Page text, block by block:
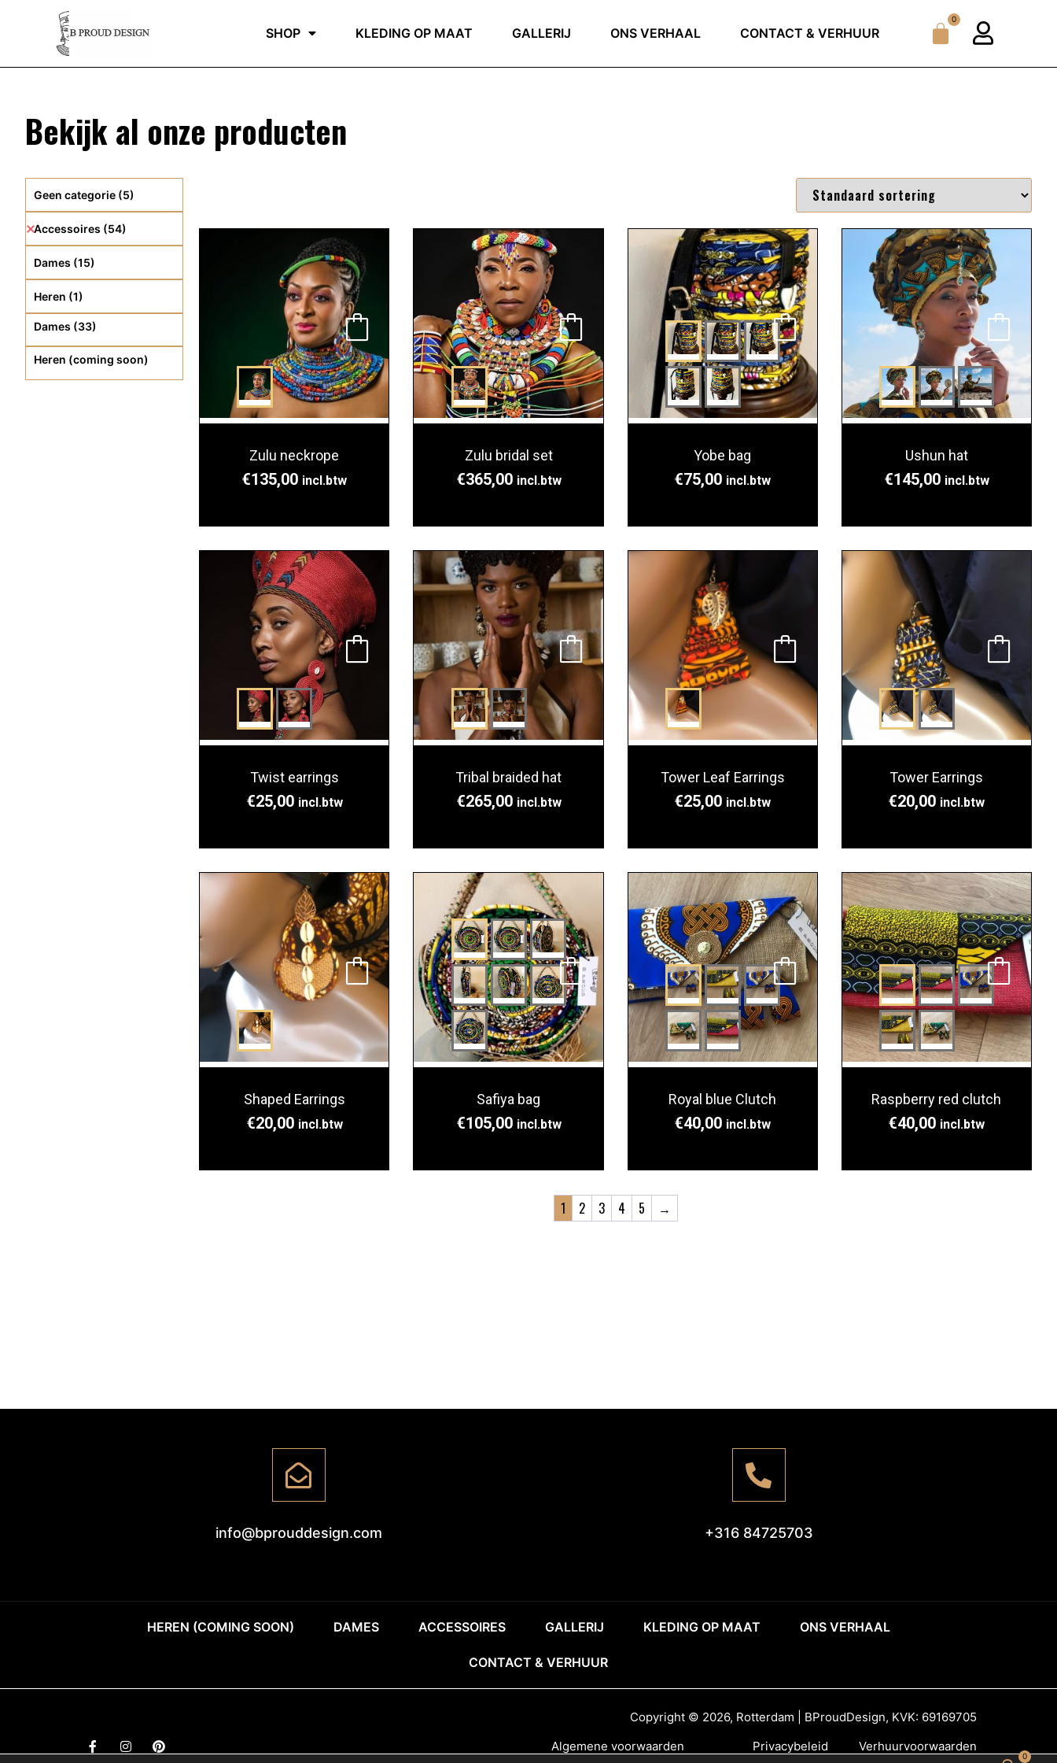
SHOP KLEDING OP MAAT GALLERIJ ONS VERHAAL CONTACT & VERHUUR
0
Bekijk al onze producten
Geen categorie (5)
Accessoires (54)
Dames (15)
Heren (1)
Dames (33)
Heren (coming soon)
Zulu neckrope
€135,00 incl.btw
Zulu bridal set
€365,00 incl.btw
Yobe bag
€75,00 incl.btw
Ushun hat
€145,00 incl.btw
Twist earrings
€25,00 incl.btw
Tribal braided hat
€265,00 incl.btw
Tower Leaf Earrings
€25,00 incl.btw
Tower Earrings
€20,00 incl.btw
Shaped Earrings
€20,00 incl.btw
Safiya bag
€105,00 incl.btw
Royal blue Clutch
€40,00 incl.btw
Raspberry red clutch
€40,00 incl.btw
1 2 3 4 5 →
info@bprouddesign.com +316 84725703
HEREN (COMING SOON) DAMES ACCESSOIRES GALLERIJ KLEDING OP MAAT ONS VERHAAL
CONTACT & VERHUUR
Copyright © 2026, Rotterdam | BProudDesign, KVK: 69169705
Algemene voorwaarden
Privacybeleid Verhuurvoorwaarden
0